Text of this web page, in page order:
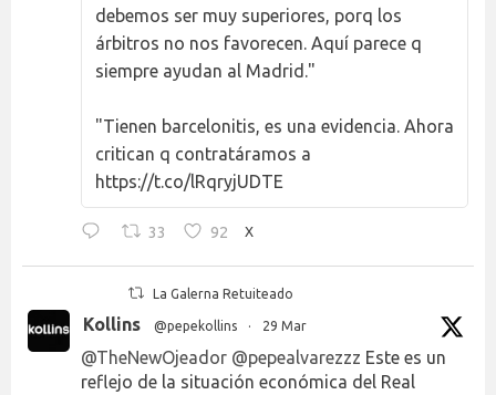
debemos ser muy superiores, porq los
árbitros no nos favorecen. Aquí parece q
siempre ayudan al Madrid."
"Tienen barcelonitis, es una evidencia. Ahora
critican q contratáramos a
https://t.co/lRqryjUDTE
33 92 X
La Galerna Retuiteado
Kollins @pepekollins · 29 Mar
@TheNewOjeador @pepealvarezzz Este es un
reflejo de la situación económica del Real